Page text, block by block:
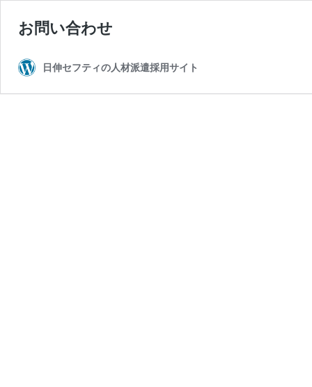
お問い合わせ
日伸セフティの人材派遣採用サイト